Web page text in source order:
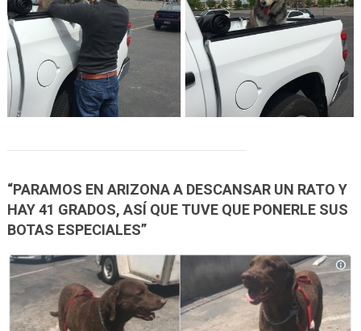
“PARAMOS EN ARIZONA A DESCANSAR UN RATO Y
HAY 41 GRADOS, ASÍ QUE TUVE QUE PONERLE SUS
BOTAS ESPECIALES”